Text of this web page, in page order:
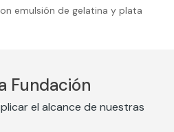
emulsión de gelatina y plata
Fundación
el alcance de nuestras